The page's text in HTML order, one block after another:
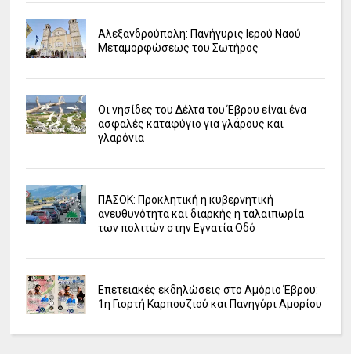
Αλεξανδρούπολη: Πανήγυρις Ιερού Ναού
Μεταμορφώσεως του Σωτήρος
Οι νησίδες του Δέλτα του Έβρου είναι ένα
ασφαλές καταφύγιο για γλάρους και
γλαρόνια
ΠΑΣΟΚ: Προκλητική η κυβερνητική
ανευθυνότητα και διαρκής η ταλαιπωρία
των πολιτών στην Εγνατία Οδό
Επετειακές εκδηλώσεις στο Αμόριο Έβρου:
1η Γιορτή Καρπουζιού και Πανηγύρι Αμορίου